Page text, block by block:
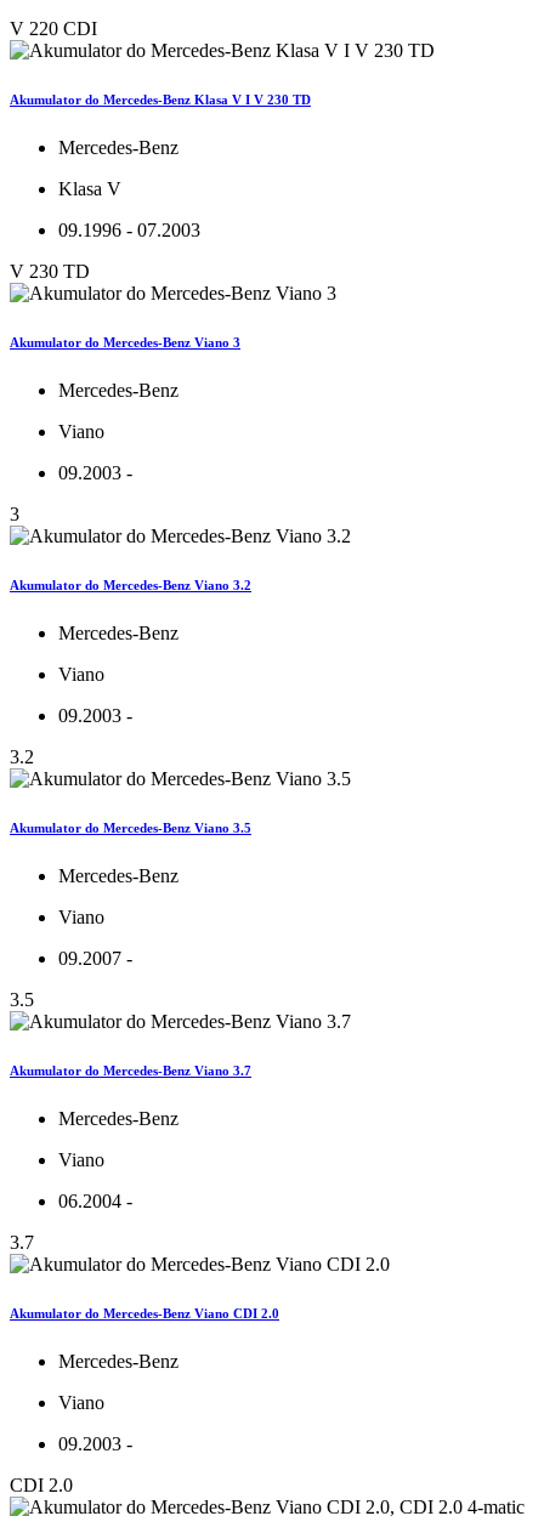
V 220 CDI
Akumulator do Mercedes-Benz Klasa V I V 230 TD
Mercedes-Benz
Klasa V
09.1996 - 07.2003
V 230 TD
Akumulator do Mercedes-Benz Viano 3
Mercedes-Benz
Viano
09.2003 -
3
Akumulator do Mercedes-Benz Viano 3.2
Mercedes-Benz
Viano
09.2003 -
3.2
Akumulator do Mercedes-Benz Viano 3.5
Mercedes-Benz
Viano
09.2007 -
3.5
Akumulator do Mercedes-Benz Viano 3.7
Mercedes-Benz
Viano
06.2004 -
3.7
Akumulator do Mercedes-Benz Viano CDI 2.0
Mercedes-Benz
Viano
09.2003 -
CDI 2.0